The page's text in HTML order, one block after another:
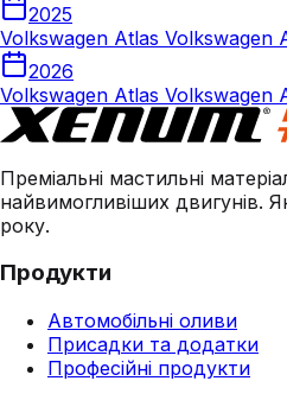
2025
Volkswagen Atlas Volkswagen
2026
Volkswagen Atlas Volkswagen
Преміальні мастильні
найвимогливіших двигунів.
року.
Продукти
Автомобільні оливи
Присадки та додатки
Професійні продукти